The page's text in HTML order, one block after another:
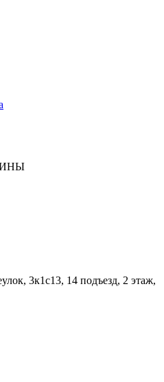
3к1с13, 14 подъезд, 2 этаж,